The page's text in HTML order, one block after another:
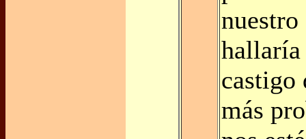
hallaría
castigo
más